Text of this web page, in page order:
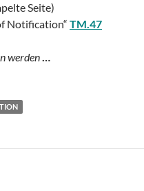
Seite)
Notification“ TM.47
werden…